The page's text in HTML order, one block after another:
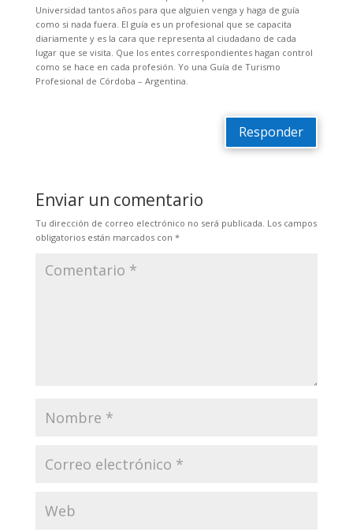
Universidad tantos años para que alguien venga y haga de guía
como si nada fuera. El guía es un profesional que se capacita
diariamente y es la cara que representa al ciudadano de cada
lugar que se visita. Que los entes correspondientes hagan control
como se hace en cada profesión. Yo una Guía de Turismo
Profesional de Córdoba – Argentina.
Responder
Enviar un comentario
Tu dirección de correo electrónico no será publicada. Los campos
obligatorios están marcados con *